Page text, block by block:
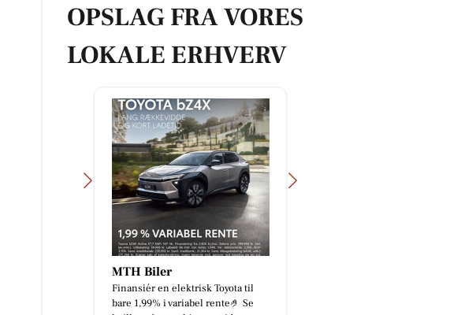
OPSLAG FRA VORES
LOKALE ERHVERV
Vesthimmerlands og Farsø
Begravelse
Vi bærer alle rundt på vores egen